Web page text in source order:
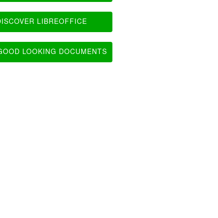
LIBREOFFICE
LOOKING DOCUMENTS